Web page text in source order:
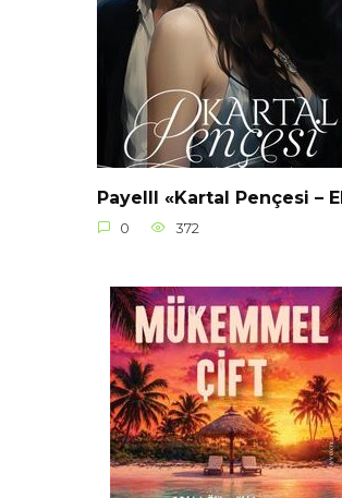
Payelll «Kartal Pençesi –
0 372